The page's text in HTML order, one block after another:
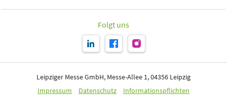
Folgt uns
Leipziger Messe GmbH, Messe-Allee 1, 04356 Leipzig
Impressum
Datenschutz Informationspflichten